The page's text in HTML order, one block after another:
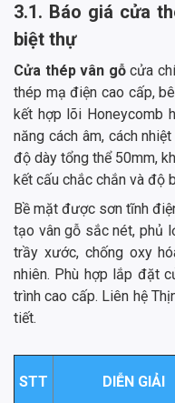
3.1. Báo giá cửa
biệt thự
Cửa thép vân gỗcửa
thép mạ điện cao cấp,
kết hợp lõi Honeycomb
năng cách âm, cách
độ dày tổng thể 50mm,
kết cấu chắc chắn và độ
Bề mặt được sơn tĩnh
tạo vân gỗ sắc nét, phủ
trầy xước, chống oxy
nhiên. Phù hợp lắp đặt
trình cao cấp. Liên hệ
tiết.
STT DIỄN GIẢI